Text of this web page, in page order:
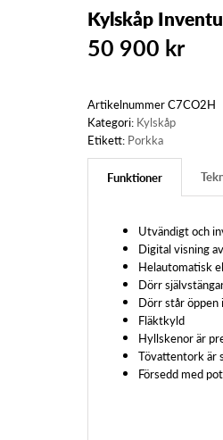
Kylskåp
50 900 kr
ArtikelnummerC7CO2H
Kategori: Kylskåp
Etikett: Porkka
Funktioner
Utvändigt och
Digital visning
Helautomatisk
Dörr
Dörr står öppen
Fläktkyld
Hyllskenor är
Tövattentork är
Försedd med